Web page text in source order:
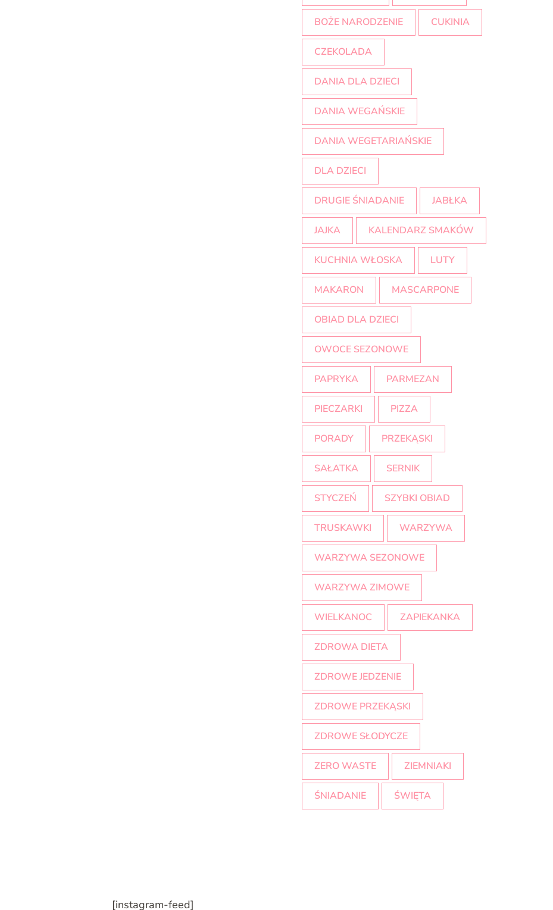
BOŻE NARODZENIE CUKINIA
CZEKOLADA
DANIA DLA DZIECI
DANIA WEGAŃSKIE
DANIA WEGETARIAŃSKIE
DLA DZIECI
DRUGIE ŚNIADANIE JABŁKA
JAJKA KALENDARZ SMAKÓW
KUCHNIA WŁOSKA LUTY
MAKARON MASCARPONE
OBIAD DLA DZIECI
OWOCE SEZONOWE
PAPRYKA PARMEZAN
PIECZARKI PIZZA
PORADY PRZEKĄSKI
SAŁATKA SERNIK
STYCZEŃ SZYBKI OBIAD
TRUSKAWKI WARZYWA
WARZYWA SEZONOWE
WARZYWA ZIMOWE
WIELKANOC ZAPIEKANKA
ZDROWA DIETA
ZDROWE JEDZENIE
ZDROWE PRZEKĄSKI
ZDROWE SŁODYCZE
ZERO WASTE ZIEMNIAKI
ŚNIADANIE ŚWIĘTA
[instagram-feed]